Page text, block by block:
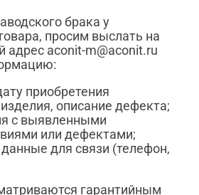
брака у
просим выслать на
адрес aconit-m@aconit.ru
приобретения
описание дефекта;
с выявленными
или дефектами;
для связи (телефон,
гарантийным